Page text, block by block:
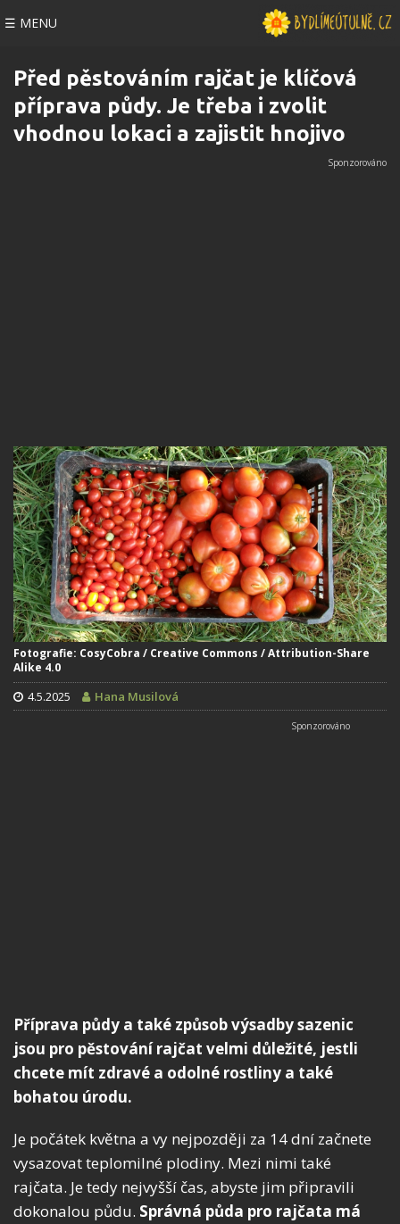
☰ MENU
Před pěstováním rajčat je klíčová
příprava půdy. Je třeba i zvolit
vhodnou lokaci a zajistit hnojivo
Fotografie: CosyCobra / Creative Commons / Attribution-Share
Alike 4.0
4.5.2025 Hana Musilová
Příprava půdy a také způsob výsadby sazenic
jsou pro pěstování rajčat velmi důležité, jestli
chcete mít zdravé a odolné rostliny a také
bohatou úrodu.
Je počátek května a vy nejpozději za 14 dní začnete
vysazovat teplomilné plodiny. Mezi nimi také
rajčata. Je tedy nejvyšší čas, abyste jim připravili
dokonalou půdu. Správná půda pro rajčata má